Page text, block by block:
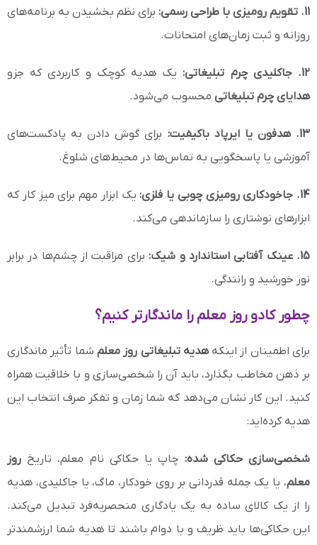
11. تقویم رومیزی با طراحی رسمی:
برای نظم بخشیدن به برنامه‌های
روزانه و ثبت زمان‌های امتحانات.
12. جاکلیدی چرم تبلیغاتی:
یک هدیه کوچک و کاربردی که جزو
هدایای چرم تبلیغاتی محسوب می‌شود.
13. هدفون یا ایرپاد باکیفیت:
برای گوش دادن به پادکست‌های
آموزشی یا پاسخگویی به تماس‌ها در محیط‌های شلوغ.
14. جاخودکاری رومیزی چوبی یا فلزی:
یک ابزار مهم برای میز کار که
ابزارهای نوشتاری را سازماندهی می‌کند.
15. عینک آفتابی استاندارد و شیک:
برای مراقبت از چشم‌ها در برابر
نور خورشید و رانندگی.
چطور کادو روز معلم را ماندگارتر کنیم؟
برای اطمینان از اینکههدیه تبلیغاتی روز معلم شما تأثیر ماندگاری
بر ذهن مخاطب بگذارد، باید آن را شخصی‌سازی و با خلاقیت همراه
کنید. این کار نشان می‌دهد که شما زمان و تفکر صرف انتخاب این
هدیه کرده‌اید:
شخصی‌سازی حکاکی شده: چاپ یا حکاکی نام معلم، تاریخ روز
معلم، یا یک جمله قدردانی بر روی خودکار، ماگ، یا جاکلیدی، هدیه
را از یک کالای ساده به یک یادگاری منحصربه‌فرد تبدیل می‌کند.
این حکاکی‌ها باید ظریف و با دوام باشند تا هدیه شما ارزشمندتر